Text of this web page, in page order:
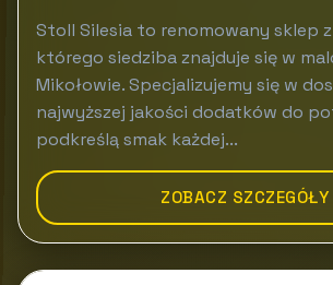
Stoll Silesia to renomowany sklep
którego siedziba znajduje się w
Mikołowie. Specjalizujemy się w
najwyższej jakości dodatków do
podkreślą smak każdej...
ZOBACZ SZCZEGÓŁY